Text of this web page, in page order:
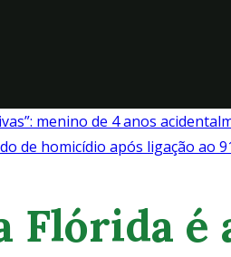
menino de 4 anos
de homicídio após ligação ao
Flórida